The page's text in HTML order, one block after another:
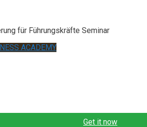
für Führungskräfte Seminar
ACADEMY
Get it now